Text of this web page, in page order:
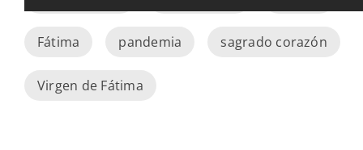
Fátima pandemia sagrado corazón
Virgen de Fátima